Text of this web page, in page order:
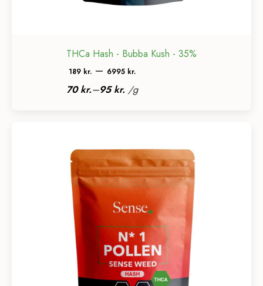
THCa Hash - Bubba Kush - 35%
189 kr. – 6995 kr.Prisinterval:
189 kr.
70kr.–95kr. /g